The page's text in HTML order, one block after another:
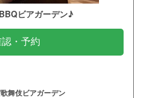
ビアガーデン♪
・予約
舞伎ビアガーデン